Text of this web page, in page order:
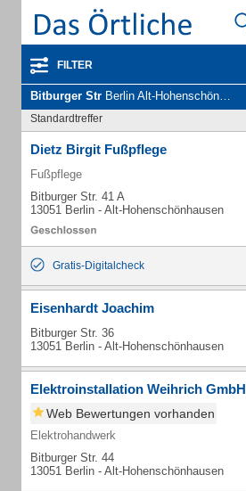
FILTER
Bitburger Str Berlin Alt-Hohenschönhausen - Unternehmen und Personen
Standardtreffer
Dietz Birgit Fußpflege
Fußpflege
Bitburger Str. 41 A
13051 Berlin - Alt-Hohenschönhausen
Gratis-Digitalcheck
Eisenhardt Joachim
Bitburger Str. 36
13051 Berlin - Alt-Hohenschönhausen
Elektroinstallation Weihrich GmbH
Web Bewertungen vorhanden
Elektrohandwerk
Bitburger Str. 44
13051 Berlin - Alt-Hohenschönhausen